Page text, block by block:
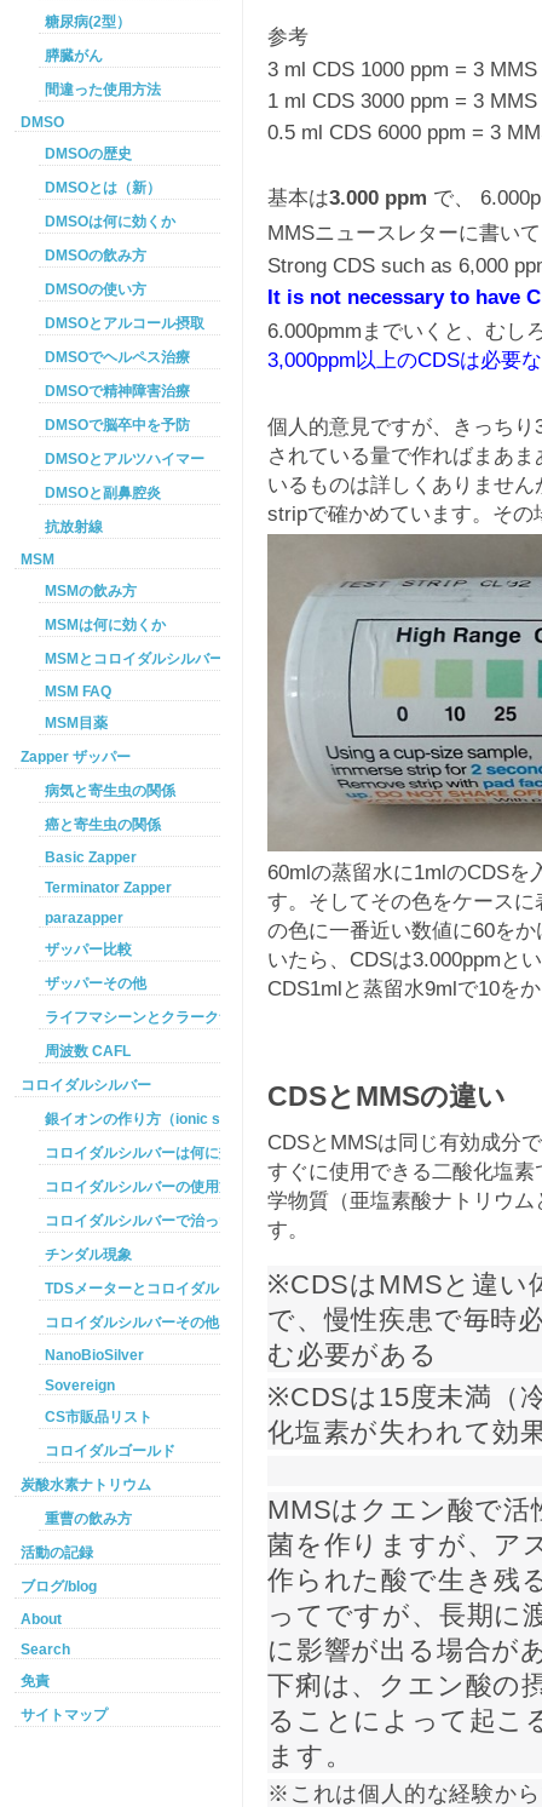
参考
3 ml CDS 1000 ppm = 3
1 ml CDS 3000 ppm = 3
0.5 ml CDS 6000 ppm = 3
基本は3.000 ppm で、
MMSニュースレターに書い
Strong CDS such as 6,000
It is not necessary to have
6.000pmmまでいくと、むし
3,000ppm以上のCDSは必要
個人的意見ですが、きっち
されている量で作ればまあ
いるものは詳しくありませ
stripで確かめています。そ
60mlの蒸留水に1mlのCDS
す。そしてその色をケース
の色に一番近い数値に60を
いたら、CDSは3.000ppmと
CDS1mlと蒸留水9mlで10を
CDSとMMSの違い
CDSとMMSは同じ有効成分
すぐに使用できる二酸化塩
学物質（亜塩素酸ナトリウ
す。
※CDSはMMSと違い
で、慢性疾患で毎時
む必要がある
※CDSは15度未満（
化塩素が失われて効
MMSはクエン酸で
菌を作りますが、ア
作られた酸で生き残
ってですが、長期に
に影響が出る場合が
下痢は、クエン酸の
ることによって起こ
ます。
※これは個人的な経験か
糖尿病(2型）
膵臓がん
間違った使用方法
DMSO
DMSOの歴史
DMSOとは（新）
DMSOは何に効くか
DMSOの飲み方
DMSOの使い方
DMSOとアルコール摂取
DMSOでヘルペス治療
DMSOで精神障害治療
DMSOで脳卒中を予防
DMSOとアルツハイマー
DMSOと副鼻腔炎
抗放射線
MSM
MSMの飲み方
MSMは何に効くか
MSMとコロイダルシルバーを使った癌プロトコル
MSM FAQ
MSM目薬
Zapper ザッパー
病気と寄生虫の関係
癌と寄生虫の関係
Basic Zapper
Terminator Zapper
parazapper
ザッパー比較
ザッパーその他
ライフマシーンとクラークザッパーの違い
周波数 CAFL
コロイダルシルバー
銀イオンの作り方（ionic silver ）
コロイダルシルバーは何に効くのか
コロイダルシルバーの使用方法
コロイダルシルバーで治った例
チンダル現象
TDSメーターとコロイダルシルバー
コロイダルシルバーその他
NanoBioSilver
Sovereign
CS市販品リスト
コロイダルゴールド
炭酸水素ナトリウム
重曹の飲み方
活動の記録
ブログ/blog
About
Search
免責
サイトマップ